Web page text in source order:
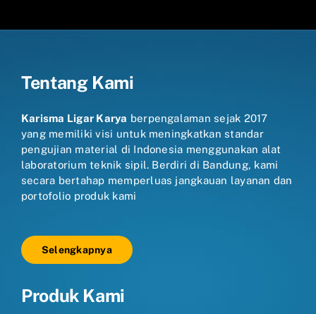
Tentang Kami
Karisma Ligar Karya berpengalaman sejak 2017
yang memiliki visi untuk meningkatkan standar
pengujian material di Indonesia menggunakan alat
laboratorium teknik sipil. Berdiri di Bandung, kami
secara bertahap memperluas jangkauan layanan dan
portofolio produk kami
Selengkapnya
Produk Kami